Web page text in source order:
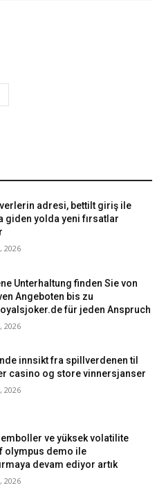
adresi, bettilt giriş ile
giden yolda yeni fırsatlar
2026
Unterhaltung finden Sie von
Angeboten bis zu
für jeden Anspruch
2026
innsikt fra spillverdenen til
casino og store vinnersjanser
2026
ve yüksek volatilite
olympus demo ile
devam ediyor artık
2026